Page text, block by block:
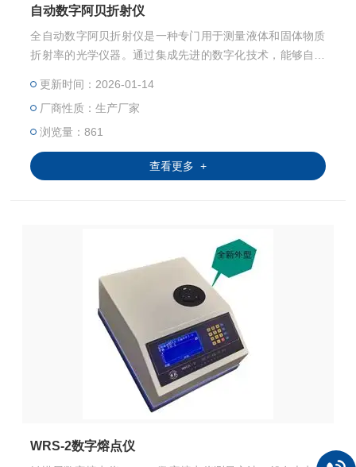
自动数字阿贝折射仪
全自动数字阿贝折射仪是一种专门用于测量液体和固体物质
折射率的光学仪器。通过集成先进的数字化技术，能够自动
度高、自动化程度高等优点，广泛应用于各种行业的质量检
测和研发过程中。
更新时间：2026-01-14
厂商性质：生产厂家
浏览量：861
查看更多 +
WRS-2数字熔点仪